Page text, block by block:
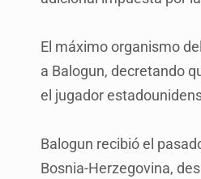
El máximo organismo
a Balogun, decretando
el jugador
Balogun recibió el
Bosnia-Herzegovina,